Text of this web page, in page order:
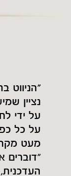
"הניווט
נציין
על ידי
על כל
מעט
"דוברים